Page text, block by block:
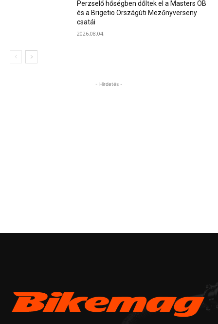
Perzselő hőségben dőltek el a Masters OB
és a Brigetio Országúti Mezőnyverseny
csatái
2026.08.04.
- Hirdetés -